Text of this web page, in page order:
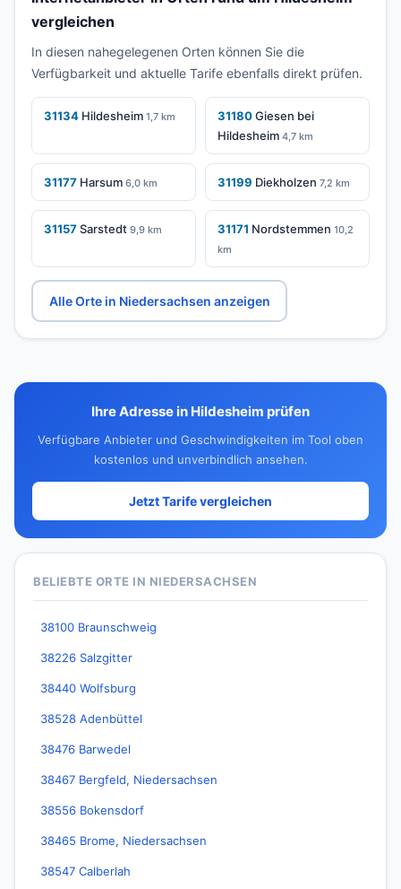
vergleichen
In diesen nahegelegenen Orten können Sie die
Verfügbarkeit und aktuelle Tarife ebenfalls direkt prüfen.
31134 Hildesheim 1,7 km 31180Giesen bei
Hildesheim 4,7 km
31177 Harsum 6,0 km 31199 Diekholzen 7,2 km
31157Sarstedt 9,9 km 31171 Nordstemmen 10,2
km
Alle Orte in Niedersachsen anzeigen
Ihre Adresse in Hildesheim prüfen
Verfügbare Anbieter und Geschwindigkeiten im Tool oben
kostenlos und unverbindlich ansehen.
Jetzt Tarife vergleichen
BELIEBTE ORTE IN NIEDERSACHSEN
38100 Braunschweig
38226 Salzgitter
38440 Wolfsburg
38528 Adenbüttel
38476 Barwedel
38467 Bergfeld, Niedersachsen
38556 Bokensdorf
38465 Brome, Niedersachsen
38547 Calberlah